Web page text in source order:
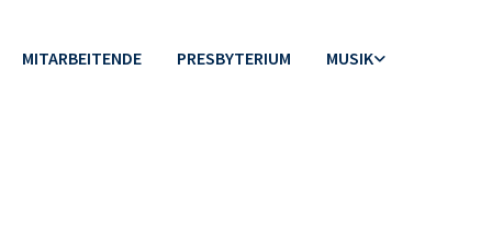
MITARBEITENDE PRESBYTERIUM MUSIK